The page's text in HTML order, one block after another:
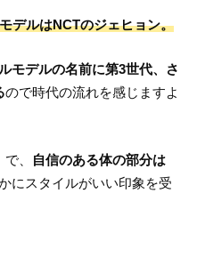
デルはNCTのジェヒョン。
モデルの名前に第3世代、さ
ので時代の流れを感じますよ
で、
自信のある体の部分は
にスタイルがいい印象を受